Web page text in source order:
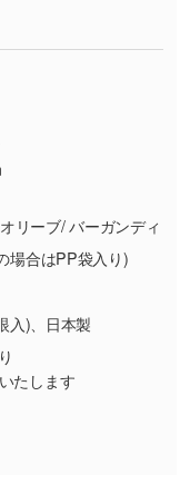
したい／印
プの指定や、
ります。→
ー部分だけを
いキャラク
るデータは切
見る
い／塗り足
て
合、または
場合
換依頼(商
)
～
リーブ/ バーガンディ
場合はPP袋入り)
入)、日本製
たします